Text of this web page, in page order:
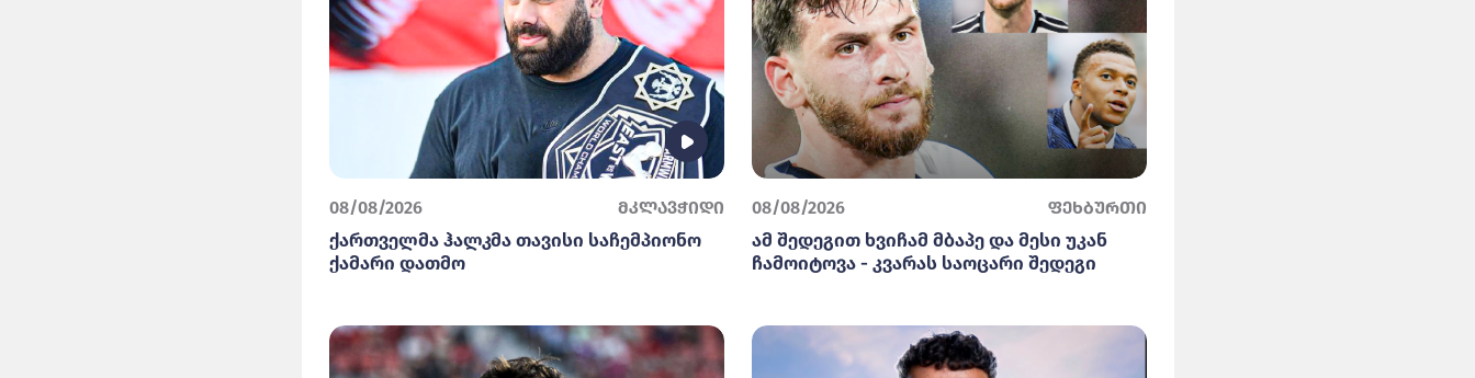
08/08/2026 მკლავჭიდი
ქართველმა ჰალკმა თავისი საჩემპიონო
ქამარი დათმო
08/08/2026 ფეხბურთი
ამ შედეგით ხვიჩამ მბაპე და მესი უკან
ჩამოიტოვა - კვარას საოცარი შედეგი